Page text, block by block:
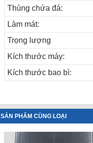
Thùng chứa đá:
Làm mát:
Trọng lượng
Kích thước máy:
Kích thước bao bì:
SẢN PHẨM CÙNG LOẠI